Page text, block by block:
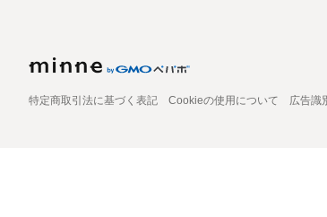
特定商取引法に基づく表記 Cookieの使用について 広告識